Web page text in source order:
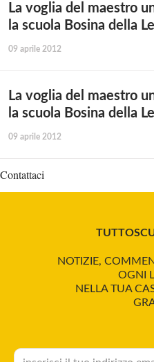
La voglia del maestro
la scuola Bosina della
09 aprile 2012
La voglia del maestro
la scuola Bosina della
09 aprile 2012
Contattaci
NOTIZIE,
OGNI
NELLA TUA